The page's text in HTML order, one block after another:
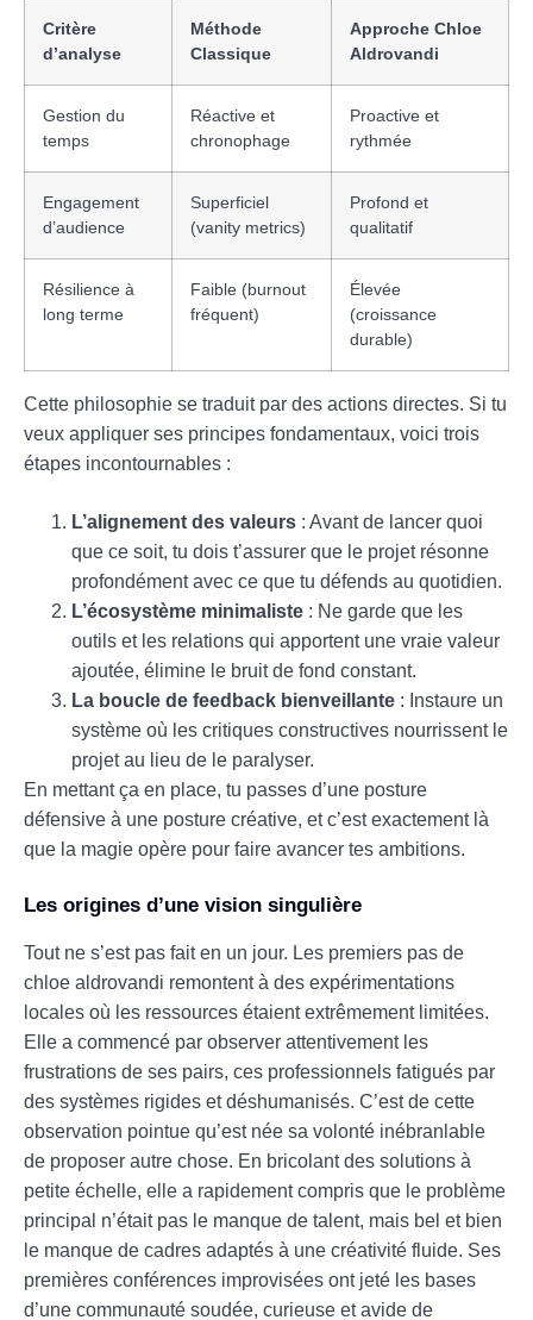
Critère
d’analyse
Méthode
Classique
Approche Chloe
Aldrovandi
Gestion du
temps
Réactive et
chronophage
Proactive et
rythmée
Engagement
d’audience
Superficiel
(vanity metrics)
Profond et
qualitatif
Résilience à
long terme
Faible (burnout
fréquent)
Élevée
(croissance
durable)
Cette philosophie se traduit par des actions directes. Si tu
veux appliquer ses principes fondamentaux, voici trois
étapes incontournables :
L’alignement des valeurs : Avant de lancer quoi
que ce soit, tu dois t’assurer que le projet résonne
profondément avec ce que tu défends au quotidien.
L’écosystème minimaliste : Ne garde que les
outils et les relations qui apportent une vraie valeur
ajoutée, élimine le bruit de fond constant.
La boucle de feedback bienveillante : Instaure un
système où les critiques constructives nourrissent le
projet au lieu de le paralyser.
En mettant ça en place, tu passes d’une posture
défensive à une posture créative, et c’est exactement là
que la magie opère pour faire avancer tes ambitions.
Les origines d’une vision singulière
Tout ne s’est pas fait en un jour. Les premiers pas de
chloe aldrovandi remontent à des expérimentations
locales où les ressources étaient extrêmement limitées.
Elle a commencé par observer attentivement les
frustrations de ses pairs, ces professionnels fatigués par
des systèmes rigides et déshumanisés. C’est de cette
observation pointue qu’est née sa volonté inébranlable
de proposer autre chose. En bricolant des solutions à
petite échelle, elle a rapidement compris que le problème
principal n’était pas le manque de talent, mais bel et bien
le manque de cadres adaptés à une créativité fluide. Ses
premières conférences improvisées ont jeté les bases
d’une communauté soudée, curieuse et avide de